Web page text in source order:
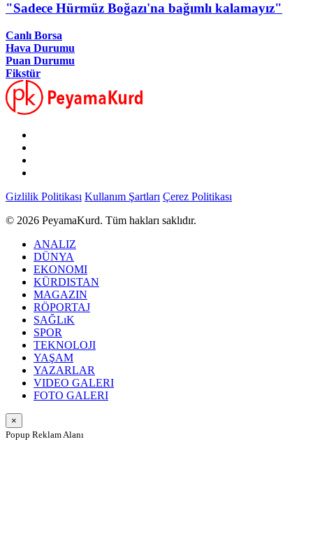
"Sadece Hürmüz Boğazı'na bağımlı kalamayız"
Canlı Borsa
Hava Durumu
Puan Durumu
Fikstür
Gizlilik Politikası Kullanım Şartları Çerez Politikası
© 2026 PeyamaKurd. Tüm hakları saklıdır.
ANALIZ
DÜNYA
EKONOMI
KÜRDISTAN
MAGAZIN
RÖPORTAJ
SAĞLıK
SPOR
TEKNOLOJI
YAŞAM
YAZARLAR
VIDEO GALERI
FOTO GALERI
×
Popup Reklam Alanı